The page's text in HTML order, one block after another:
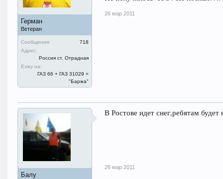
Герман
Ветеран
Сообщения:
718
Адрес:
Россия ст. Отрадная
Езжу на:
ГАЗ 66 + ГАЗ 31029 =
"Баржа"
26 мар 2011
Балу
В Ростове идет снег,ребятам будет
26 мар 2011